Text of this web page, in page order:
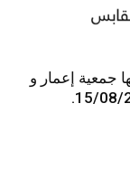
جمعية إعمار و